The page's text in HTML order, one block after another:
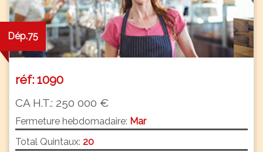
Dép.75
réf: 1090
CA H.T.: 250 000 €
Fermeture hebdomadaire: Mar
Total Quintaux: 20